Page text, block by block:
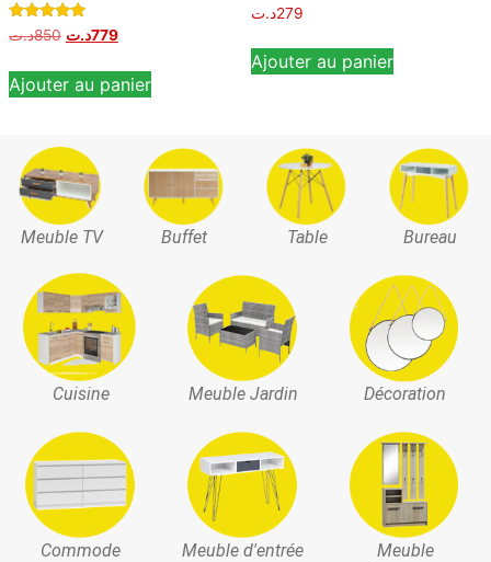
Note
5.00
850د.ت 779د.ت
Ajouter au panier
279د.ت
Ajouter au panier
Meuble TV Buffet Table Bureau
Cuisine Meuble Jardin Décoration
Commode Meuble d'entrée
Meuble